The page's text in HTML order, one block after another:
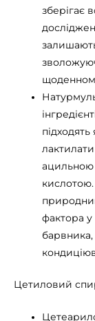
зберігає
підходять
ацильною
кислотою.
фактора у
барвника,
Цетиловий